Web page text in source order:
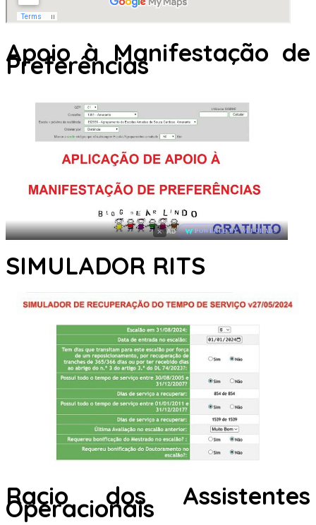
Apoio à Manifestação de
Preferências
× AD POWERED BY WEFORADS
SIMULADOR RITS
Racio dos Assistentes
Operacionais